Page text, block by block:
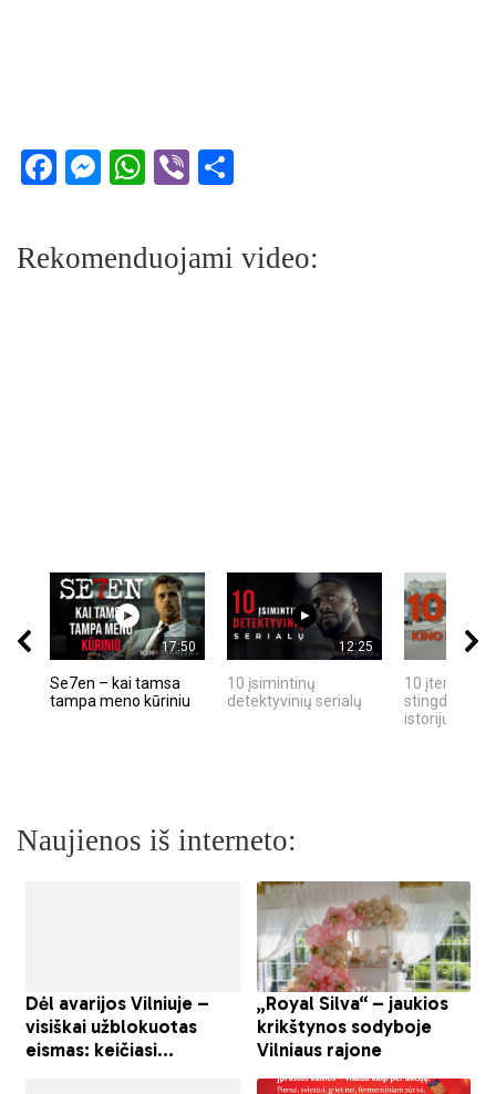
Facebook
Messenger
WhatsApp
Viber
Rekomenduojami video:
17:50
Se7en – kai tamsa
tampa meno kūriniu
12:25
10 įsimintinų
detektyvinių serialų
10 įtemptų,
stingdančių
istorijų
Naujienos iš interneto: